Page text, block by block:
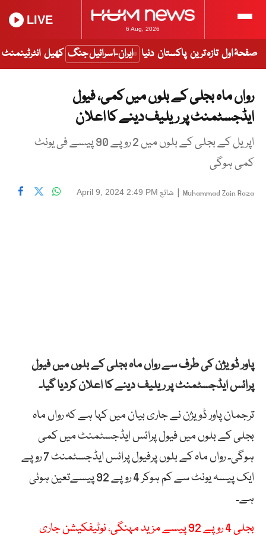
6 Aug, 2026
LIVE
صفحۂ اول تازہ ترین پاکستان دنیا ایران-اسرائیل جنگ کھیل انٹرٹینمنٹ
رواں ماہ بجلی کے بلوں میں کمی، فیول
ایڈجسٹمنٹ پر ریلیف دینے کا اعلان
اپریل کے بجلی کے بلوں میں 2 روپے 90 پیسے فی یونٹ
کمی ہوگی
Muhammad Zain Raza
| شائع April 9, 2024 2:49 PM
پاور ڈویژن کی طرف سے رواں ماہ بجلی کے بلوں میں فیول
پرائس ایڈجسٹمنٹ پر ریلیف دینے کا اعلان کردیا گیا۔
ترجمان پاور ڈویژن نے جاری بیان میں کہا ہے کہ رواں ماہ
بجلی کے بلوں میں فیول پرائس ایڈجسٹمنٹ میں کمی
ہوگی۔ رواں ماہ کے بلوں پرفیول پرائس ایڈجسٹمنٹ 7 روپے
ایک پیسہ یونٹ سے کم ہوکر 4 روپے 92 پیسےتعین ہوئی
ہے۔
بجلی 4 روپے 92 پیسے مزید مہنگی، نوٹیفکیشن جاری